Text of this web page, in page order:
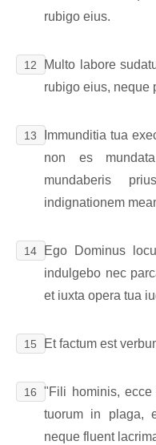
rubigo eius.
12
Multo labore
rubigo eius, neque
13
Immunditia tua
non es
mundaberis
indignationem
14
Ego Dominus
indulgebo nec
et iuxta opera tua
15 Et factum est
16
"Fili hominis,
tuorum in plaga,
neque fluent